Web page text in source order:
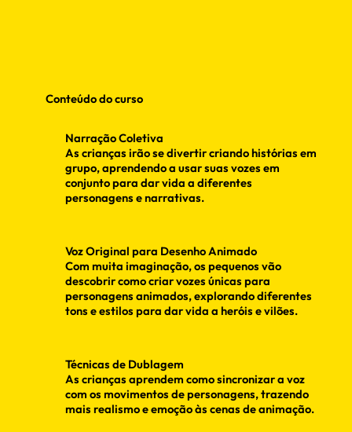
Conteúdo do curso
Narração Coletiva
As crianças irão se divertir criando histórias em
grupo, aprendendo a usar suas vozes em
conjunto para dar vida a diferentes
personagens e narrativas.
Voz Original para Desenho Animado
Com muita imaginação, os pequenos vão
descobrir como criar vozes únicas para
personagens animados, explorando diferentes
tons e estilos para dar vida a heróis e vilões.
Técnicas de Dublagem
As crianças aprendem como sincronizar a voz
com os movimentos de personagens, trazendo
mais realismo e emoção às cenas de animação.